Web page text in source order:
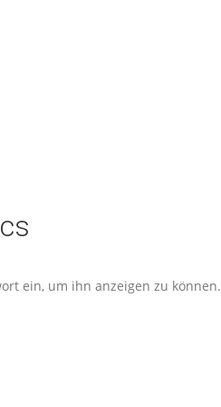
ein, um ihn anzeigen zu können.